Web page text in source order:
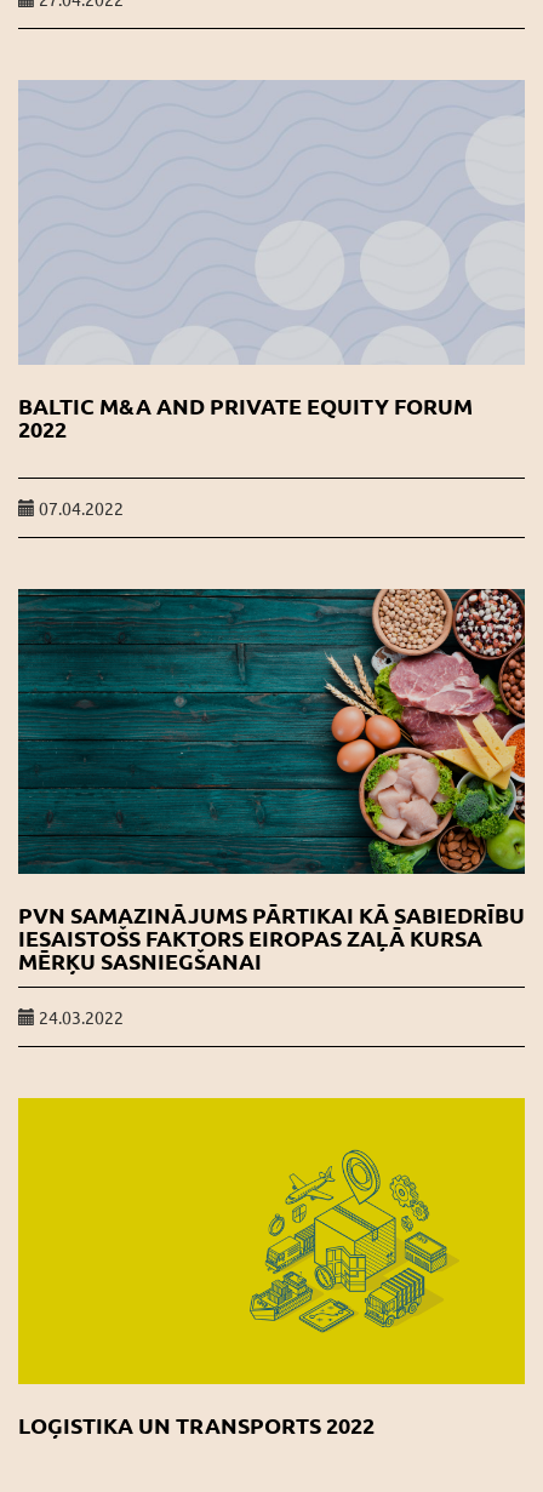
BALTIC M&A AND PRIVATE EQUITY FORUM
2022
07.04.2022
PVN SAMAZINĀJUMS PĀRTIKAI KĀ SABIEDRĪBU
IESAISTOŠS FAKTORS EIROPAS ZAĻĀ KURSA
MĒRĶU SASNIEGŠANAI
24.03.2022
LOĢISTIKA UN TRANSPORTS 2022